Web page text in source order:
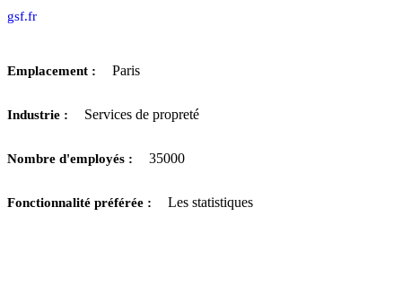
gsf.fr
Emplacement : Paris
Industrie : Services de propreté
Nombre d'employés : 35000
Fonctionnalité préférée : Les statistiques